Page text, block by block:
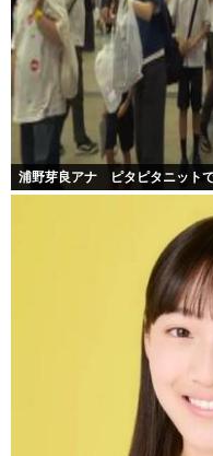
浦野芽良アナ ピタピタニット